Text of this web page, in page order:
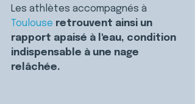
Les athlètes accompagnés à
Toulouse retrouvent ainsi un
rapport apaisé à l'eau, condition
indispensable à une nage
relâchée.